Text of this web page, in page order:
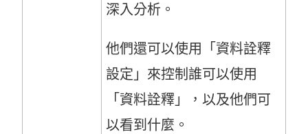
深入分析。
他們還可以使用「資料詮釋
設定」來控制誰可以使用
「資料詮釋」，以及他們可
以看到什麼。